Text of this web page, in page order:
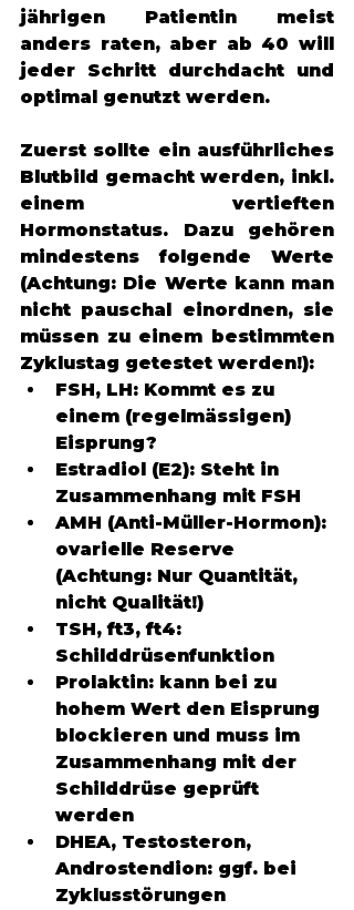
jährigen Patientin meist
anders raten, aber ab 40 will
jeder Schritt durchdacht und
optimal genutzt werden.
Zuerst sollte ein ausführliches
Blutbild gemacht werden, inkl.
einem vertieften
Hormonstatus. Dazu gehören
mindestens folgende Werte
(Achtung: Die Werte kann man
nicht pauschal einordnen, sie
müssen zu einem bestimmten
Zyklustag getestet werden!):
FSH, LH: Kommt es zu
einem (regelmässigen)
Eisprung?
Estradiol (E2): Steht in
Zusammenhang mit FSH
AMH (Anti-Müller-Hormon):
ovarielle Reserve
(Achtung: Nur Quantität,
nicht Qualität!)
TSH, ft3, ft4:
Schilddrüsenfunktion
Prolaktin: kann bei zu
hohem Wert den Eisprung
blockieren und muss im
Zusammenhang mit der
Schilddrüse geprüft
werden
DHEA, Testosteron,
Androstendion: ggf. bei
Zyklusstörungen